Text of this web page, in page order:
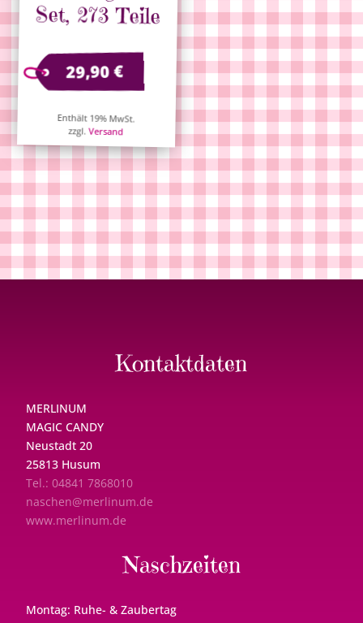
Set, 273 Teile
29,90€
Enthält 19% MwSt.
zzgl.Versand
Kontaktdaten
MERLINUM
MAGIC CANDY
Neustadt 20
25813 Husum
Tel.: 04841 7868010
naschen@merlinum.de
www.merlinum.de
Naschzeiten
Montag: Ruhe- & Zaubertag